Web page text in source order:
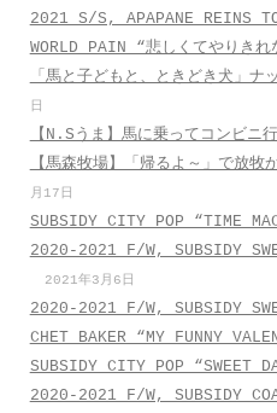
2021 S/S, APAPANE REINS
WORLD PAIN “悲しくてやりきれ
「馬と子どもと、ときどき犬」ナ
日
【N.Sうま】馬に乗ってコンビニ
【馬森牧場】「帰るよ～」で放牧
月17日
SUBSIDY CITY POP “TIME
2020-2021 F/W, SUBSIDY
2021年3月6日
2020-2021 F/W, SUBSIDY
CHET BAKER “MY FUNNY
SUBSIDY CITY POP “SWEET
2020-2021 F/W, SUBSIDY